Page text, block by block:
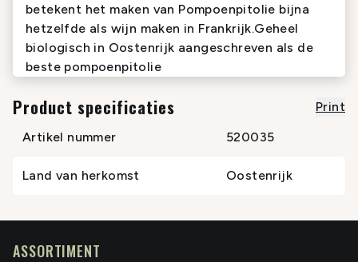
betekent het maken van Pompoenpitolie bijna
hetzelfde als wijn maken in Frankrijk.Geheel
biologisch in Oostenrijk aangeschreven als de
beste pompoenpitolie
Product specificaties
Print
Artikel nummer
520035
Land van herkomst Oostenrijk
ASSORTIMENT